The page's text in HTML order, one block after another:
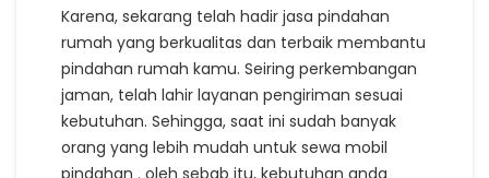
Karena, sekarang telah hadir jasa pindahan
rumah yang berkualitas dan terbaik membantu
pindahan rumah kamu. Seiring perkembangan
jaman, telah lahir layanan pengiriman sesuai
kebutuhan. Sehingga, saat ini sudah banyak
orang yang lebih mudah untuk sewa mobil
pindahan . oleh sebab itu, kebutuhan anda